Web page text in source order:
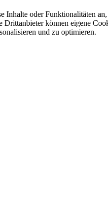
Inhalte oder Funktionalitäten
Drittanbieter können eigene
und zu optimieren.